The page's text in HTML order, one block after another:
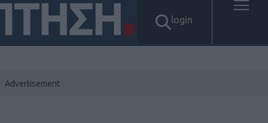
login